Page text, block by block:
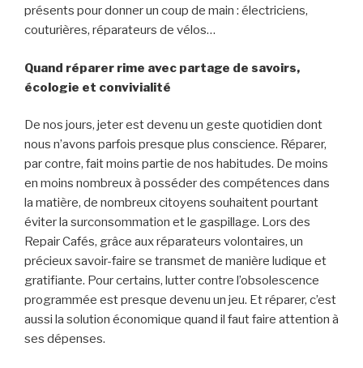
présents pour donner un coup de main : électriciens,
couturières, réparateurs de vélos…
Quand réparer rime avec partage de savoirs,
écologie et convivialité
De nos jours, jeter est devenu un geste quotidien dont
nous n’avons parfois presque plus conscience. Réparer,
par contre, fait moins partie de nos habitudes. De moins
en moins nombreux à posséder des compétences dans
la matière, de nombreux citoyens souhaitent pourtant
éviter la surconsommation et le gaspillage. Lors des
Repair Cafés, grâce aux réparateurs volontaires, un
précieux savoir-faire se transmet de manière ludique et
gratifiante. Pour certains, lutter contre l’obsolescence
programmée est presque devenu un jeu. Et réparer, c’est
aussi la solution économique quand il faut faire attention à
ses dépenses.